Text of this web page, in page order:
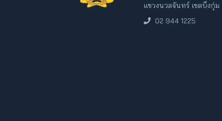
แขวงนวลจันทร์ เขตบึงกุ่
02 944 1225